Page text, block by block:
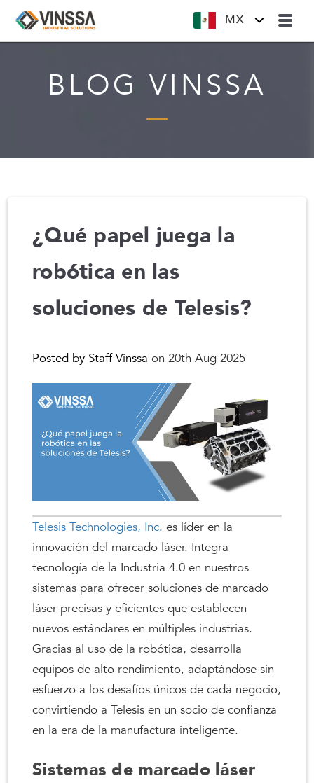
MX
BLOG VINSSA
¿Qué papel juega la
robótica en las
soluciones de Telesis?
Posted by Staff Vinssa on 20th Aug 2025
Telesis Technologies, Inc. es líder en la
innovación del marcado láser. Integra
tecnología de la Industria 4.0 en nuestros
sistemas para ofrecer soluciones de marcado
láser precisas y eficientes que establecen
nuevos estándares en múltiples industrias.
Gracias al uso de la robótica, desarrolla
equipos de alto rendimiento, adaptándose sin
esfuerzo a los desafíos únicos de cada negocio,
convirtiendo a Telesis en un socio de confianza
en la era de la manufactura inteligente.
Sistemas de marcado láser